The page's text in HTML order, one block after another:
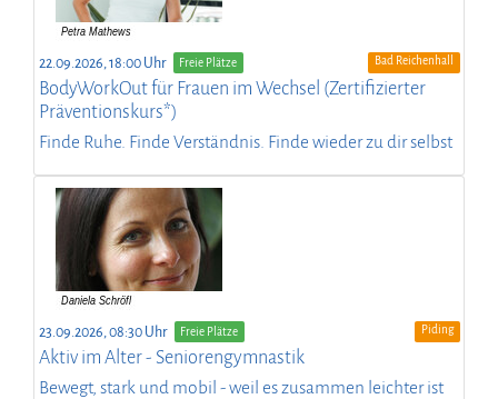
22.09.2026, 18:00 Uhr Freie Plätze Bad Reichenhall
BodyWorkOut für Frauen im Wechsel (Zertifizierter
Präventionskurs*)
Finde Ruhe. Finde Verständnis. Finde wieder zu dir selbst
23.09.2026, 08:30 Uhr Freie Plätze Piding
Aktiv im Alter - Seniorengymnastik
Bewegt, stark und mobil - weil es zusammen leichter ist